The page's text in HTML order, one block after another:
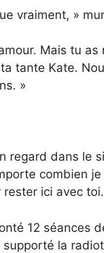
vraiment, »
Mais tu as
tante Kate.
»
regard dans le
combien
ici avec
12 séances
la